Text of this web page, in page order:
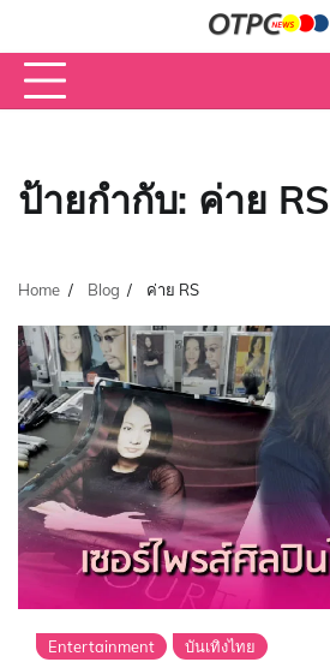
content
ป้ายกำกับ: ค่าย RS
Home Blog ค่าย RS
Entertainment บันเทิงไทย